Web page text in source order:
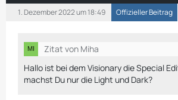
1. Dezember 2022 um 18:49 Offizieller Beitrag
Zitat von Miha
Hallo ist bei dem Visionary die Special
machst Du nur die Light und Dark?